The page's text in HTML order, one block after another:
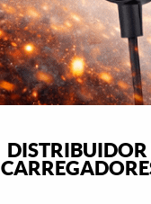
DISTRIBUIDOR